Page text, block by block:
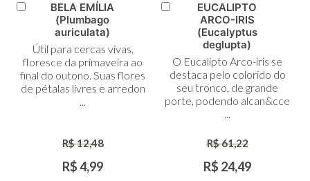
Adicionar
BELA EMÍLIA
(Plumbago
auriculata)
Útil para cercas vivas,
floresce da primaveira ao
final do outono. Suas flores
de pétalas livres e arredon
...
R$ 12,48
R$ 4,99
Adicionar
Carrinho
EUCALIPTO
ARCO-IRIS
(Eucalyptus
deglupta)
O Eucalipto Arco-íris se
destaca pelo colorido do
seu tronco, de grande
porte, podendo alcan&cce
...
R$ 61,22
R$ 24,49